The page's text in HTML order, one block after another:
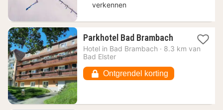
verkennen
Parkhotel Bad Brambach1
nacht
€
Hotel in Bad Brambach · 8.3 km van
Bad Elster
Ontgrendel korting